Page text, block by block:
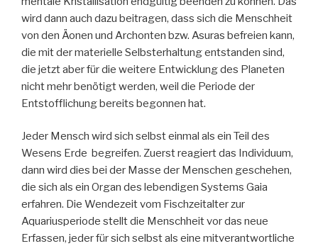
wird dann auch dazu beitragen, dass sich die Menschheit
von den Äonen und Archonten bzw. Asuras befreien kann,
die mit der materielle Selbsterhaltung entstanden sind,
die jetzt aber für die weitere Entwicklung des Planeten
nicht mehr benötigt werden, weil die Periode der
Entstofflichung bereits begonnen hat.
Jeder Mensch wird sich selbst einmal als ein Teil des
Wesens Erde begreifen. Zuerst reagiert das Individuum,
dann wird dies bei der Masse der Menschen geschehen,
die sich als ein Organ des lebendigen Systems Gaia
erfahren. Die Wendezeit vom Fischzeitalter zur
Aquariusperiode stellt die Menschheit vor das neue
Erfassen, jeder für sich selbst als eine mitverantwortliche